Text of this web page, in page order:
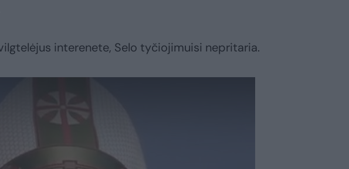
interenete, Selo tyčiojimuisi nepritaria.